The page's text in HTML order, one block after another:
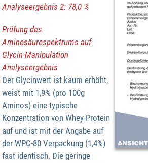
Analyseergebnis 2: 78,0 %
Prüfung des
Aminosäurespektrums auf
Glycin-Manipulation
Analyseergebnis
Der Glycinwert ist kaum erhöht,
weist mit 1,9% (pro 100g
Aminos) eine typische
Konzentration von Whey-Protein
auf und ist mit der Angabe auf
der WPC-80 Verpackung (1,4%)
fast identisch. Die geringe